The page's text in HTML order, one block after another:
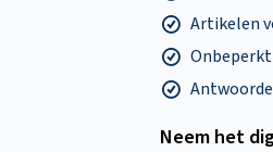
Artikelen
Neem het